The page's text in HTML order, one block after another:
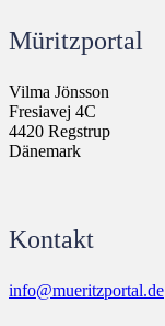
Müritzportal
Vilma Jönsson
Fresiavej 4C
4420 Regstrup
Dänemark
Kontakt
info@mueritzportal.de